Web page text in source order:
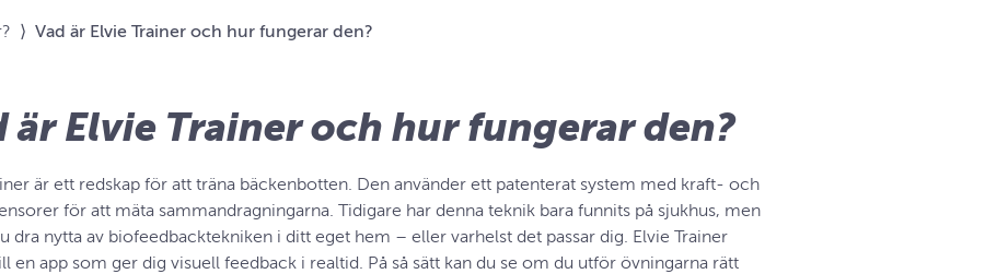
⟩ Vad är Elvie Trainer och hur fungerar den?
är Elvie Trainer och hur fungerar den?
är ett redskap för att träna bäckenbotten. Den använder ett patenterat system med kraft- och
för att mäta sammandragningarna. Tidigare har denna teknik bara funnits på sjukhus, men
dra nytta av biofeedbacktekniken i ditt eget hem – eller varhelst det passar dig. Elvie Trainer
en app som ger dig visuell feedback i realtid. På så sätt kan du se om du utför övningarna rätt